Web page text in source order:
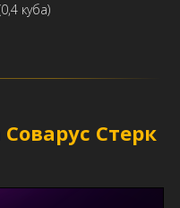
куба)
Стерк